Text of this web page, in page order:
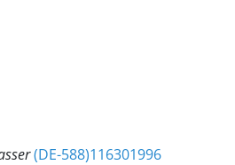
(DE-588)116301996